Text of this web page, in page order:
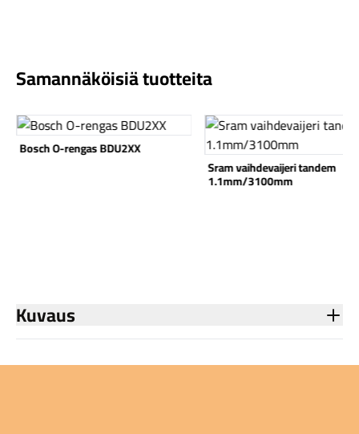
Samannäköisiä tuotteita
Katso tuote
Bosch O-rengas BDU2XX
Katso tuote
Sram vaihdevaijeri tandem
1.1mm/3100mm
Kuvaus